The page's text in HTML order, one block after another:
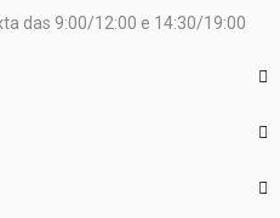
das 9:00/12:00 e 14:30/19:00